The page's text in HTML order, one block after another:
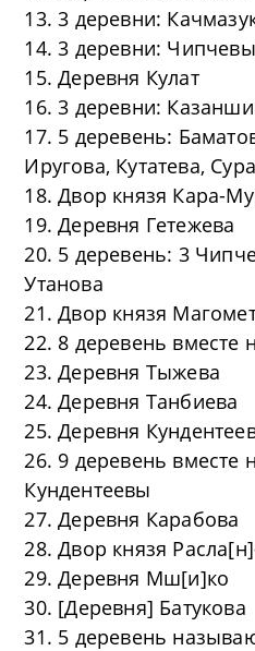
13. 3 деревни:
14. 3 деревни:
15. Деревня Кулат
16. 3 деревни:
17. 5 деревень:
Иругова, Кутатева,
18. Двор князя Кара-
19. Деревня Гетежева
20. 5 деревень: 3
Утанова
21. Двор князя
22. 8 деревень вместе
23. Деревня Тыжева
24. Деревня Танбиева
25. Деревня
26. 9 деревень вместе
Кундентеевы
27. Деревня Карабова
28. Двор князя
29. Деревня Мш[и]ко
30. [Деревня] Батукова
31. 5 деревень